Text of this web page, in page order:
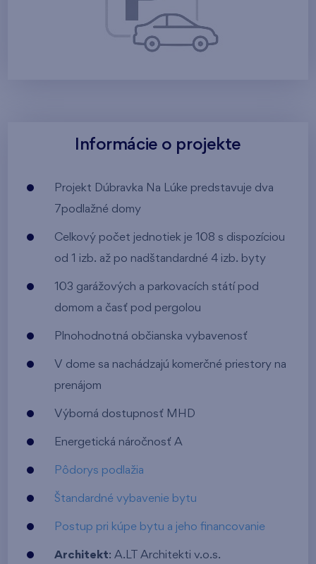
Informácie o projekte
Projekt Dúbravka Na Lúke predstavuje dva
7podlažné domy
Celkový počet jednotiek je 108 s dispozíciou
od 1 izb. až po nadštandardné 4 izb. byty
103 garážových a parkovacích státí pod
domom a časť pod pergolou
Plnohodnotná občianska vybavenosť
V dome sa nachádzajú komerčné priestory na
prenájom
Výborná dostupnosť MHD
Energetická náročnosť A
Pôdorys podlažia
Štandardné vybavenie bytu
Postup pri kúpe bytu a jeho financovanie
Architekt: A.LT Architekti v.o.s.